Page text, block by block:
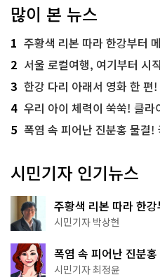
많이 본 뉴스
1 주황색 리본 따라 한강부터 메타세
2 서울 로컬여행, 여기부터 시
3 한강 다리 아래서 영화 한
4 우리 아이 체력이 쑥쑥! 클라
5 폭염 속 피어난 진분홍 물결
시민기자 인기뉴스
주황색 리본 따라 한
서울둘레길 15코스
시민기자 박상현
폭염 속 피어난 진분
무 명소
시민기자 최정윤